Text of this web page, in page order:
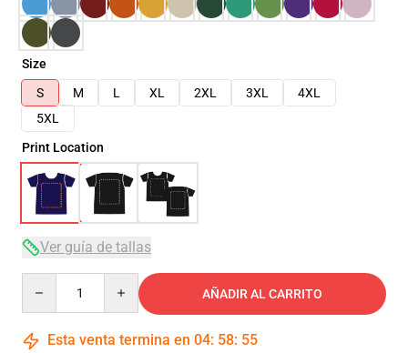
Size
S
M L XL 2XL 3XL
4XL
5XL
Print Location
Ver guía de tallas
AÑADIR AL CARRITO
Esta venta termina en 04: 58: 54